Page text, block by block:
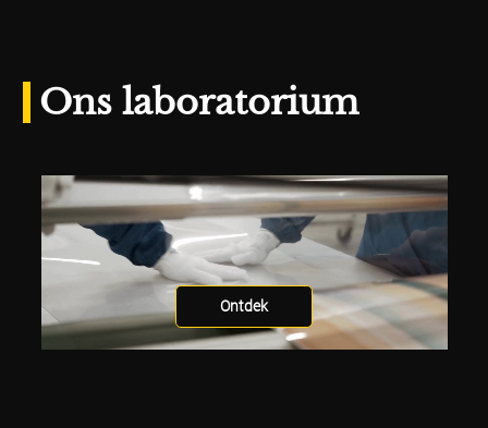
Ons laboratorium
Ontdek